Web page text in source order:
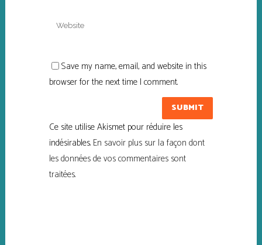
Save my name, email, and website in this
browser for the next time I comment.
Ce site utilise Akismet pour réduire les
indésirables. En savoir plus sur la façon dont
les données de vos commentaires sont
traitées.